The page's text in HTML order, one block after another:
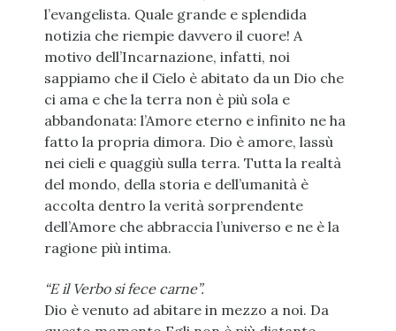
l’evangelista. Quale grande e splendida
notizia che riempie davvero il cuore! A
motivo dell’Incarnazione, infatti, noi
sappiamo che il Cielo è abitato da un Dio che
ci ama e che la terra non è più sola e
abbandonata: l’Amore eterno e infinito ne ha
fatto la propria dimora. Dio è amore, lassù
nei cieli e quaggiù sulla terra. Tutta la realtà
del mondo, della storia e dell’umanità è
accolta dentro la verità sorprendente
dell’Amore che abbraccia l’universo e ne è la
ragione più intima.
“E il Verbo si fece carne”.
Dio è venuto ad abitare in mezzo a noi. Da